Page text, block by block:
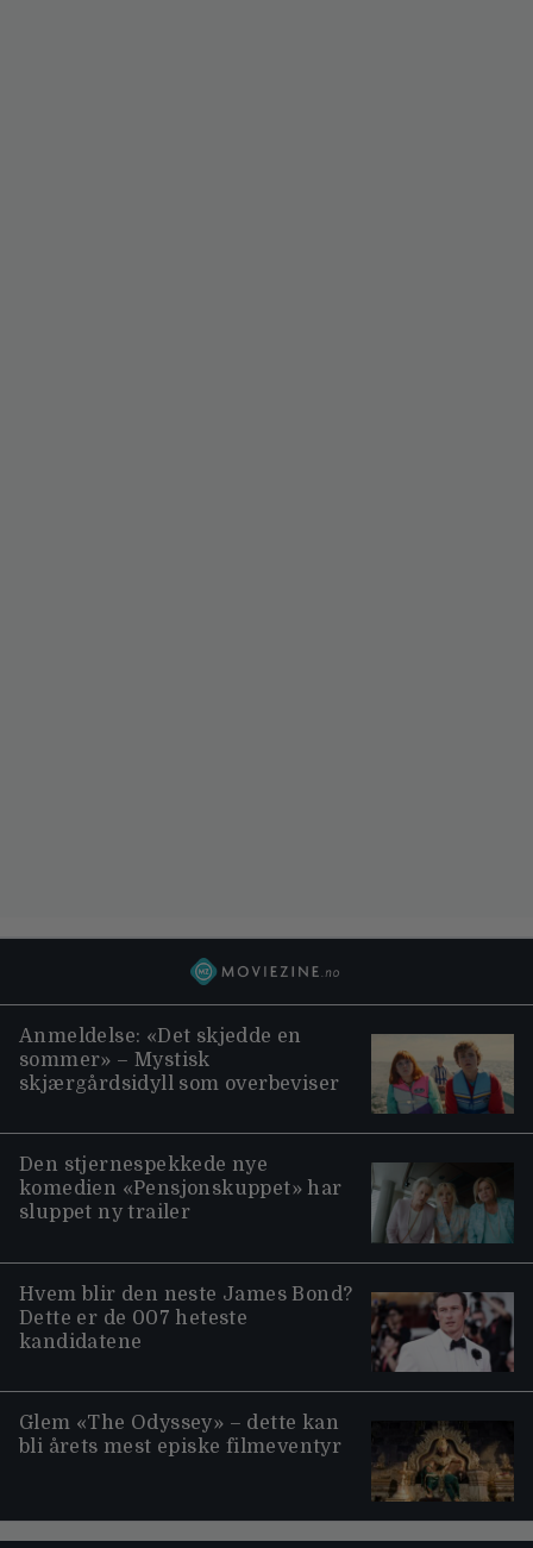
Anmeldelse: «Det skjedde en
sommer» – Mystisk
skjærgårdsidyll som overbeviser
Den stjernespekkede nye
komedien «Pensjonskuppet» har
sluppet ny trailer
Hvem blir den neste James Bond?
Dette er de 007 heteste
kandidatene
Glem «The Odyssey» – dette kan
bli årets mest episke filmeventyr